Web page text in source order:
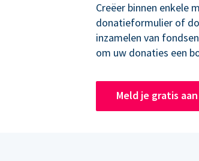
Creëer binnen enkele
donatieformulier of
inzamelen van
om uw donaties een
Meld je gratis aan